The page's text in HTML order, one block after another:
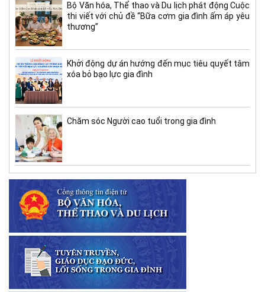
Bộ Văn hóa, Thể thao và Du lịch phát động Cuộc
thi viết với chủ đề “Bữa cơm gia đình ấm áp yêu
thương”
Khởi động dự án hướng đến mục tiêu quyết tâm
xóa bỏ bạo lực gia đình
Chăm sóc Người cao tuổi trong gia đình